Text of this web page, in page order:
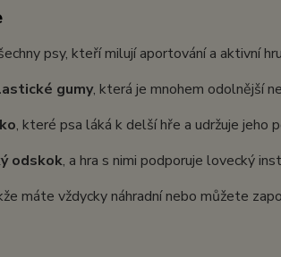
psy, kteří milují aportování a aktivní
gumy, která je mnohem odolnější
, které psa láká k delší hře a udržuje jeho
odskok, a hra s nimi podporuje lovecký
máte vždycky náhradní nebo můžete